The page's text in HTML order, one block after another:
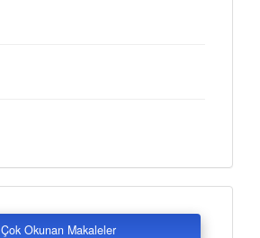
Çok Okunan Makaleler